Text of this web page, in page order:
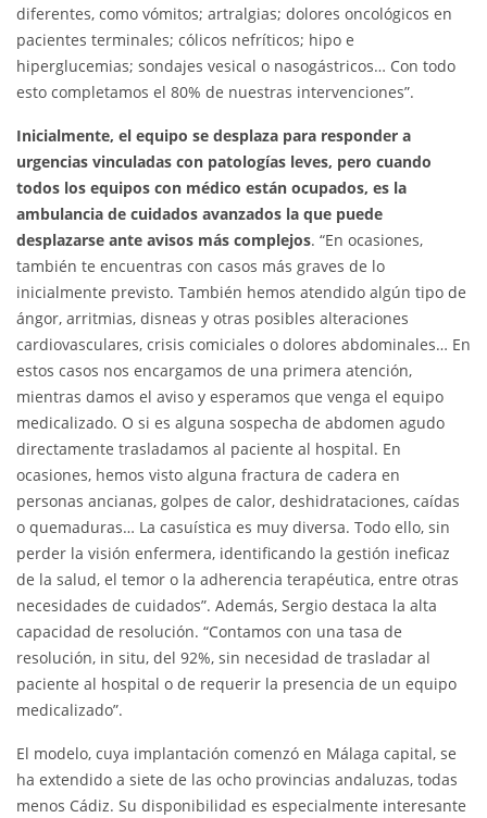
diferentes, como vómitos; artralgias; dolores oncológicos en
pacientes terminales; cólicos nefríticos; hipo e
hiperglucemias; sondajes vesical o nasogástricos… Con todo
esto completamos el 80% de nuestras intervenciones”.
Inicialmente, el equipo se desplaza para responder a
urgencias vinculadas con patologías leves, pero cuando
todos los equipos con médico están ocupados, es la
ambulancia de cuidados avanzados la que puede
desplazarse ante avisos más complejos. “En ocasiones,
también te encuentras con casos más graves de lo
inicialmente previsto. También hemos atendido algún tipo de
ángor, arritmias, disneas y otras posibles alteraciones
cardiovasculares, crisis comiciales o dolores abdominales… En
estos casos nos encargamos de una primera atención,
mientras damos el aviso y esperamos que venga el equipo
medicalizado. O si es alguna sospecha de abdomen agudo
directamente trasladamos al paciente al hospital. En
ocasiones, hemos visto alguna fractura de cadera en
personas ancianas, golpes de calor, deshidrataciones, caídas
o quemaduras… La casuística es muy diversa. Todo ello, sin
perder la visión enfermera, identificando la gestión ineficaz
de la salud, el temor o la adherencia terapéutica, entre otras
necesidades de cuidados”. Además, Sergio destaca la alta
capacidad de resolución. “Contamos con una tasa de
resolución, in situ, del 92%, sin necesidad de trasladar al
paciente al hospital o de requerir la presencia de un equipo
medicalizado”.
El modelo, cuya implantación comenzó en Málaga capital, se
ha extendido a siete de las ocho provincias andaluzas, todas
menos Cádiz. Su disponibilidad es especialmente interesante